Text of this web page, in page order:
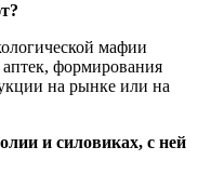
мафии
аптек, формирования
на рынке или на
и силовиках, с ней